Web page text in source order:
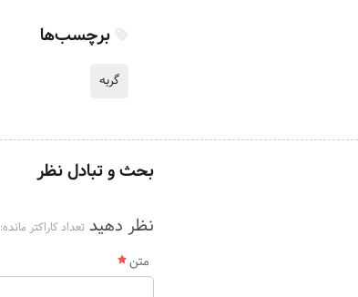
برچسب‌ها
گربه
بحث و تبادل نظر
نظر دهید تعداد کاراکتر مانده:
متن